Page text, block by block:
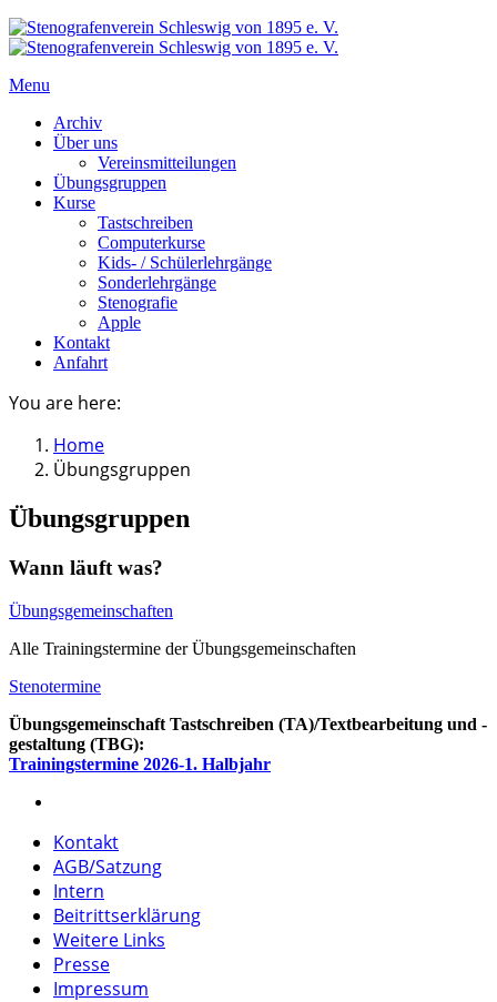
Menu
Archiv
Über uns
Vereinsmitteilungen
Übungsgruppen
Kurse
Tastschreiben
Computerkurse
Kids- / Schülerlehrgänge
Sonderlehrgänge
Stenografie
Apple
Kontakt
Anfahrt
You are here:
Home
Übungsgruppen
Übungsgruppen
Wann läuft was?
Übungsgemeinschaften
Alle Trainingstermine der Übungsgemeinschaften
Stenotermine
Übungsgemeinschaft Tastschreiben (TA)/Textbearbeitung und -
gestaltung (TBG):
Trainingstermine 2026-1. Halbjahr
Kontakt
AGB/Satzung
Intern
Beitrittserklärung
Weitere Links
Presse
Impressum